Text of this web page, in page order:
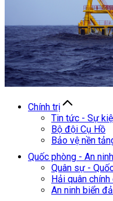
Chính trị
Tin tức - Sự
Bộ đội Cụ Hồ
Bảo vệ nền
Quốc phòng - An ninh
Quân sự -
Hải quân
An ninh biển